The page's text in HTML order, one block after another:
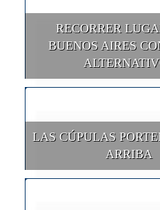
RECORRER
BUENOS AIRES
LAS CÚPULAS
ARRIBA